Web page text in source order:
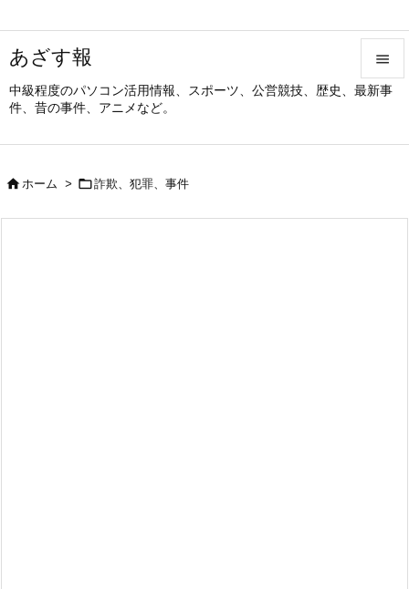
あざす報
中級程度のパソコン活用情報、スポーツ、公営競技、歴史、最新事
件、昔の事件、アニメなど。



ホーム > 詐欺、犯罪、事件